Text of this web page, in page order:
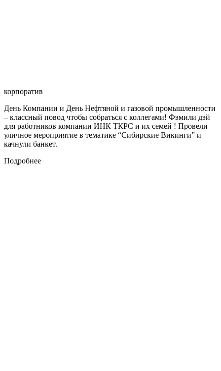
корпоратив
День Компании и День Нефтяной и газовой промышленности
– классный повод чтобы собраться с коллегами! Фэмили дэй
для работников компании ИНК ТКРС и их семей ! Провели
уличное мероприятие в тематике “Сибирские Викинги” и
качнули банкет.
Подробнее